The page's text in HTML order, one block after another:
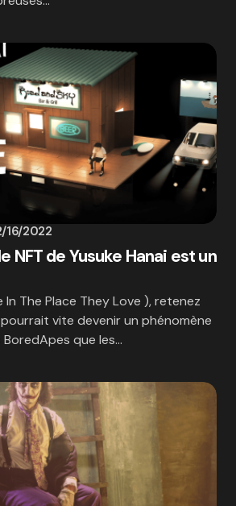
16/2022
NFT de Yusuke Hanai est un
In The Place They Love ), retenez
vite devenir un phénomène
que les…